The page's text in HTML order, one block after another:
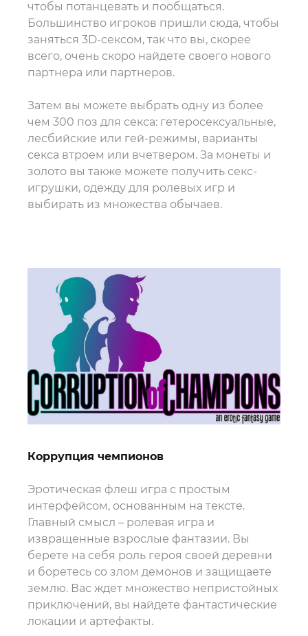
чтобы потанцевать и пообщаться.
Большинство игроков пришли сюда, чтобы
заняться 3D-сексом, так что вы, скорее
всего, очень скоро найдете своего нового
партнера или партнеров.
Затем вы можете выбрать одну из более
чем 300 поз для секса: гетеросексуальные,
лесбийские или гей-режимы, варианты
секса втроем или вчетвером. За монеты и
золото вы также можете получить секс-
игрушки, одежду для ролевых игр и
выбирать из множества обычаев.
Коррупция чемпионов
Эротическая флеш игра с простым
интерфейсом, основанным на тексте.
Главный смысл – ролевая игра и
извращенные взрослые фантазии. Вы
берете на себя роль героя своей деревни
и боретесь со злом демонов и защищаете
землю. Вас ждет множество непристойных
приключений, вы найдете фантастические
локации и артефакты.